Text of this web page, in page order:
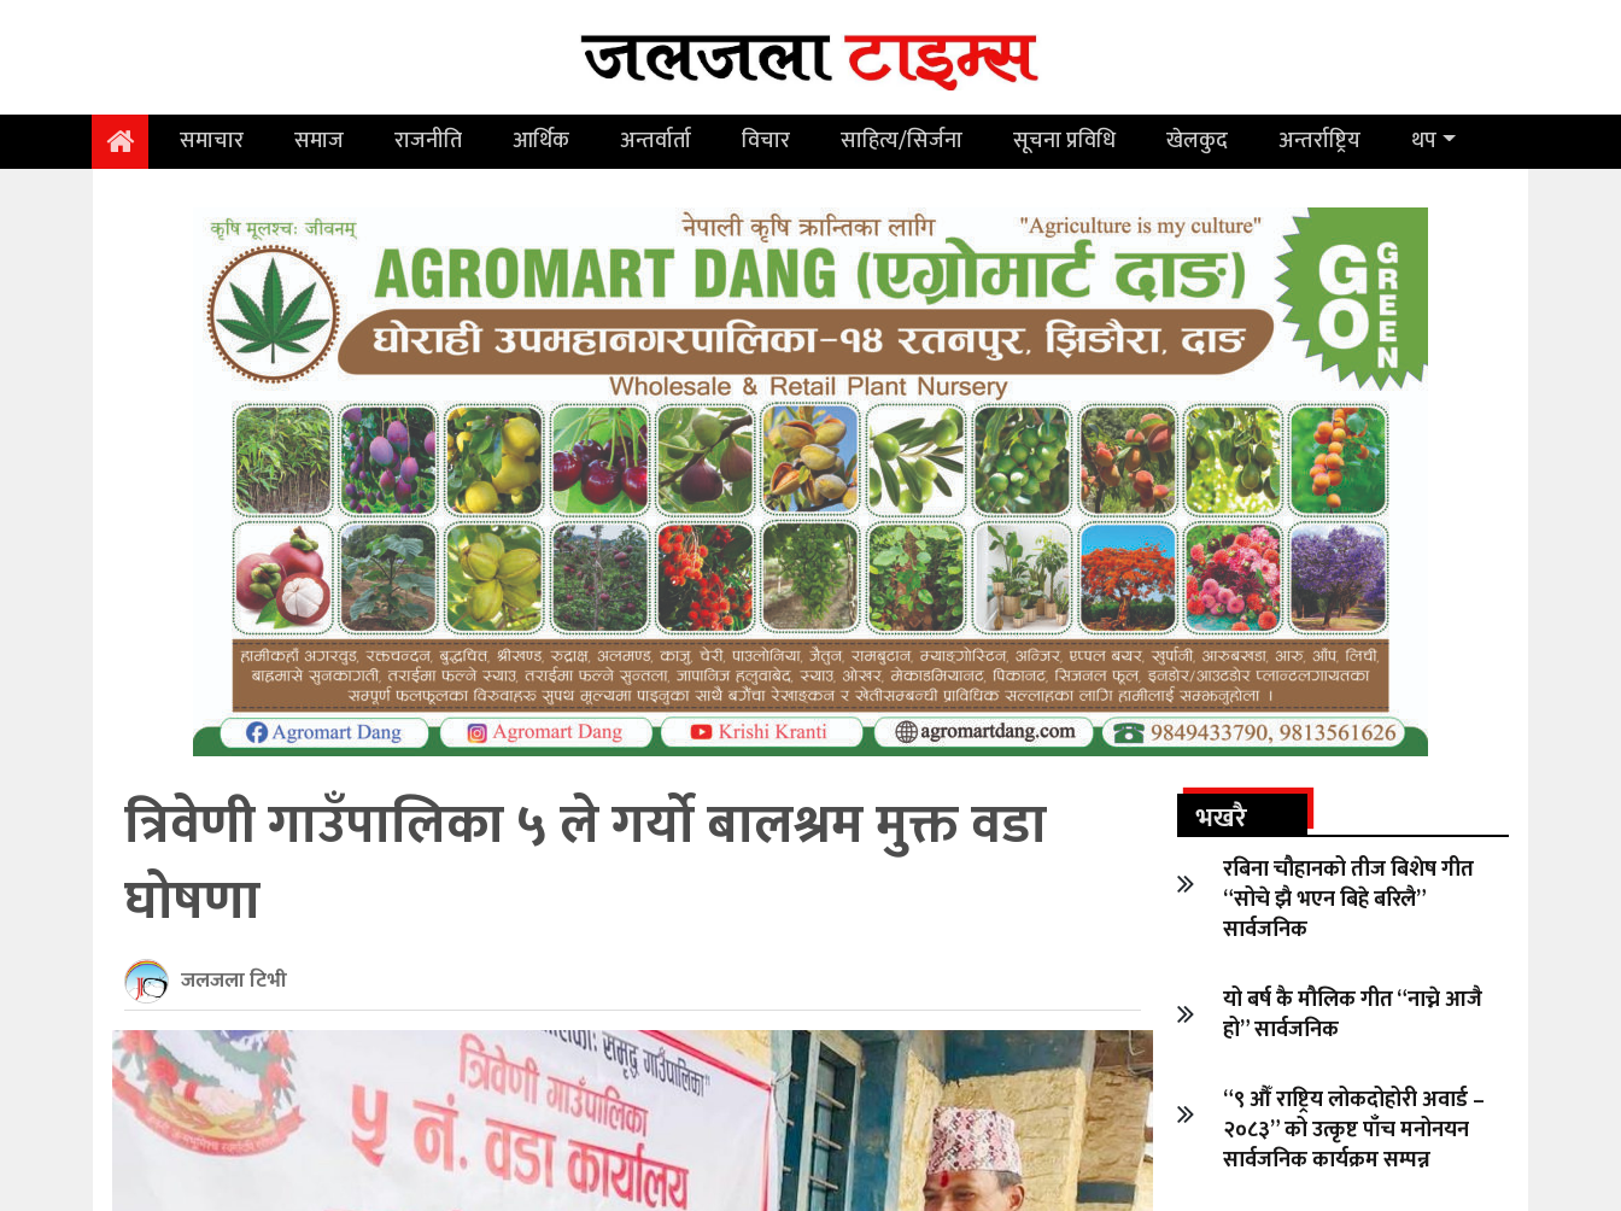
समाचार समाज राजनीति आर्थिक अन्तर्वार्ता विचार साहित्य/सिर्जना सूचना प्रविधि खेलकुद अन्तर्राष्ट्रिय थप
त्रिवेणी गाउँपालिका ५ ले गर्यो बालश्रम मुक्त वडा
घोषणा
जलजला टिभी
भखरै
रबिना चौहानको तीज बिशेष गीत
“सोचे झै भएन बिहे बरिलै”
सार्वजनिक
यो बर्ष कै मौलिक गीत “नाच्ने आजै
हो” सार्वजनिक
“९ औँ राष्ट्रिय लोकदोहोरी अवार्ड –
२०८३” को उत्कृष्ट पाँच मनोनयन
सार्वजनिक कार्यक्रम सम्पन्न